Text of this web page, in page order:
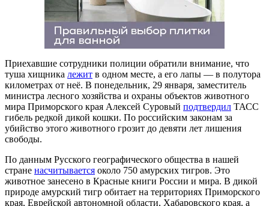
Приехавшие сотрудники полиции обратили внимание, что
туша хищника лежит в одном месте, а его лапы — в полутора
километрах от неё. В понедельник, 29 января, заместитель
министра лесного хозяйства и охраны объектов животного
мира Приморского края Алексей Суровый подтвердил ТАСС
гибель редкой дикой кошки. По российским законам за
убийство этого животного грозит до девяти лет лишения
свободы.
По данным Русского географического общества в нашей
стране насчитывается около 750 амурских тигров. Это
животное занесено в Красные книги России и мира. В дикой
природе амурский тигр обитает на территориях Приморского
края, Еврейской автономной области, Хабаровского края, а